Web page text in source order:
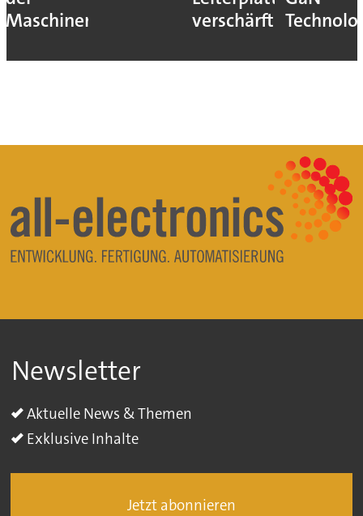
Maschinen
verschärft
Newsletter
Aktuelle News & Themen
Exklusive Inhalte
Jetzt abonnieren